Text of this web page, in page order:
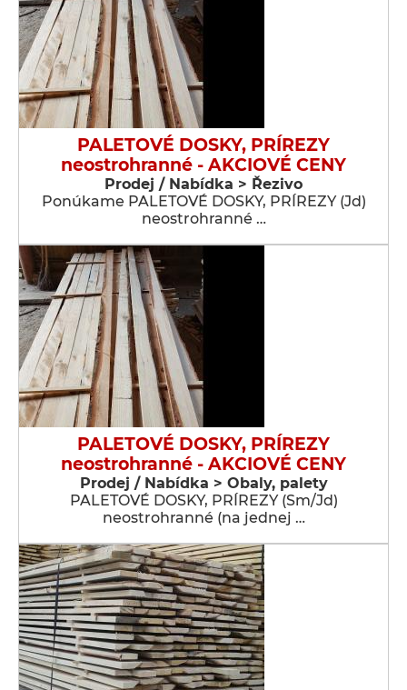
PALETOVÉ DOSKY, PRÍREZY
neostrohranné - AKCIOVÉ CENY
Prodej / Nabídka > Řezivo
Ponúkame PALETOVÉ DOSKY, PRÍREZY (Jd)
neostrohranné …
PALETOVÉ DOSKY, PRÍREZY
neostrohranné - AKCIOVÉ CENY
Prodej / Nabídka > Obaly, palety
PALETOVÉ DOSKY, PRÍREZY (Sm/Jd)
neostrohranné (na jednej …